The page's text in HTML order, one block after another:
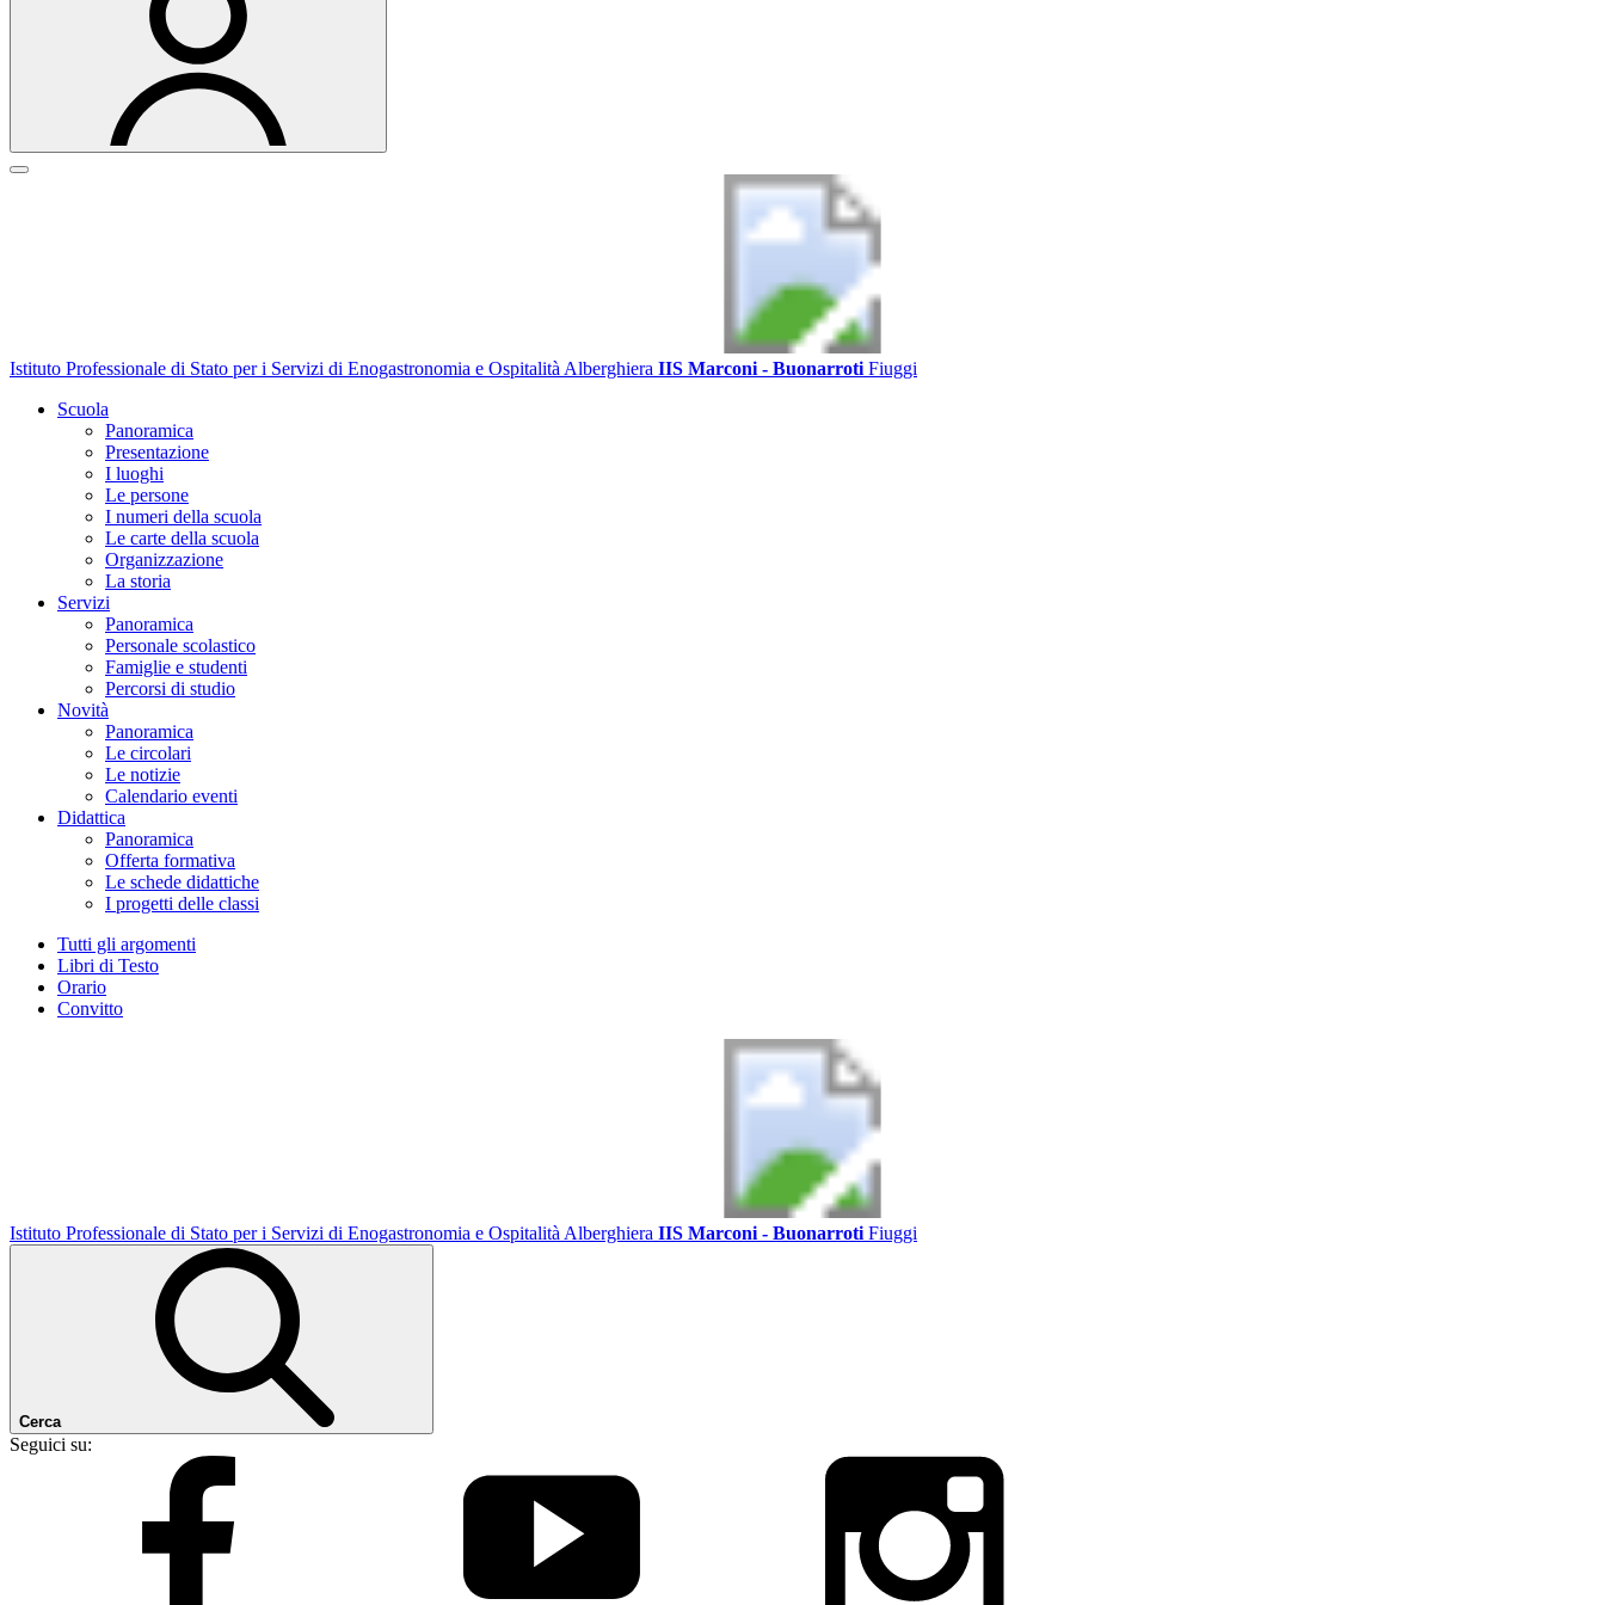
Istituto Professionale di Stato per i Servizi di Enogastronomia e Ospitalità Alberghiera IIS Marconi - Buonarroti Fiuggi
Scuola
Panoramica
Presentazione
I luoghi
Le persone
I numeri della scuola
Le carte della scuola
Organizzazione
La storia
Servizi
Panoramica
Personale scolastico
Famiglie e studenti
Percorsi di studio
Novità
Panoramica
Le circolari
Le notizie
Calendario eventi
Didattica
Panoramica
Offerta formativa
Le schede didattiche
I progetti delle classi
Tutti gli argomenti
Libri di Testo
Orario
Convitto
Istituto Professionale di Stato per i Servizi di Enogastronomia e Ospitalità Alberghiera IIS Marconi - Buonarroti Fiuggi
Cerca
Seguici su: